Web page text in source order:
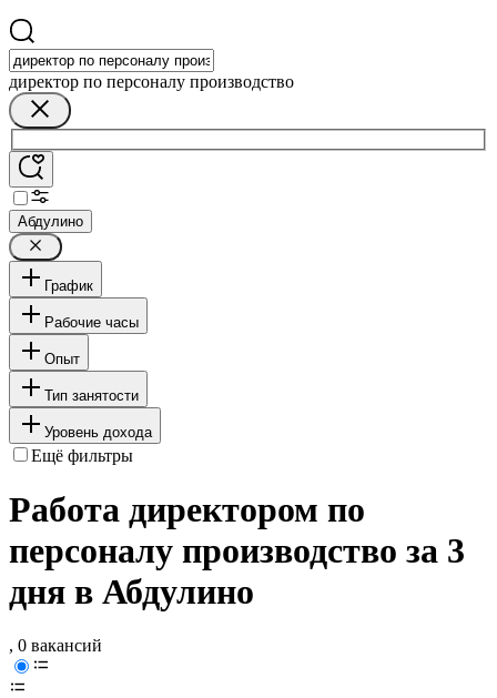
директор по персоналу производство
Абдулино
График
Рабочие часы
Опыт
Тип занятости
Уровень дохода
Ещё фильтры
Работа директором по
персоналу производство за 3
дня в Абдулино
, 0 вакансий